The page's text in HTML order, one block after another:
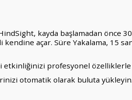
kayda başlamadan önce
açar. Süre Yakalama, 15
profesyonel özelliklerle
otomatik olarak buluta